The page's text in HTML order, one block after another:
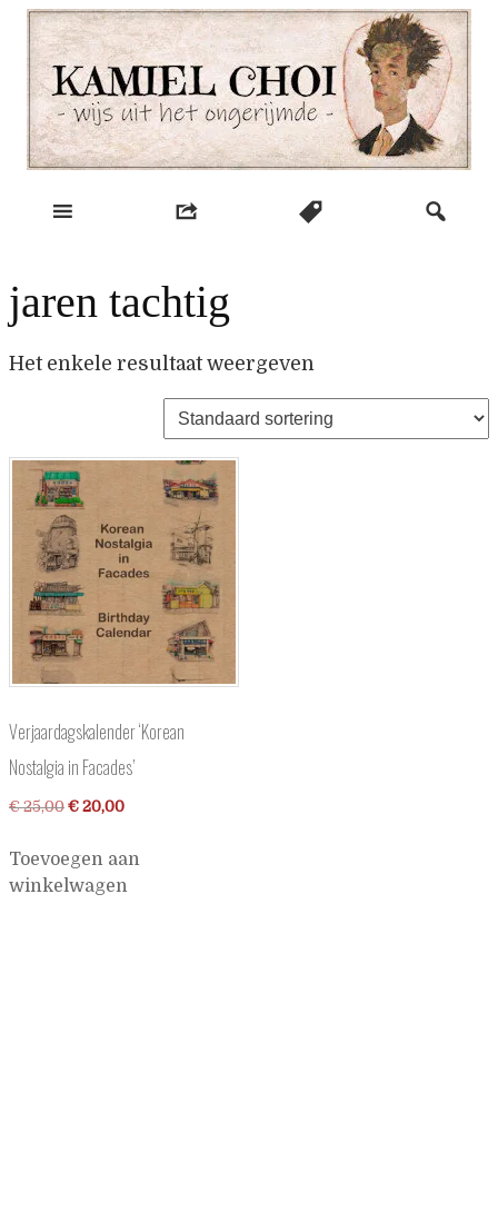
Skip
content
Kamiel Choi
jaren tachtig
Het enkele resultaat weergeven
Verjaardagskalender ‘Korean
Nostalgia in Facades’
€25,00 Oorspronkelijke
was:
€ 25,00.
€ 20,00Huidige
is:
€ 20,00.
Toevoegen aan
winkelwagen